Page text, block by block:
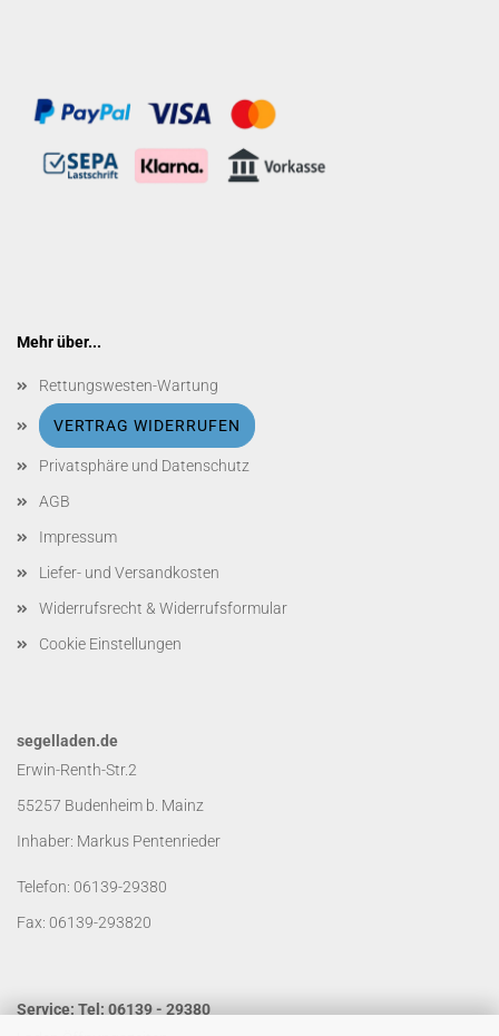
Mehr über...
Rettungswesten-Wartung
VERTRAG WIDERRUFEN
Privatsphäre und Datenschutz
AGB
Impressum
Liefer- und Versandkosten
Widerrufsrecht & Widerrufsformular
Cookie Einstellungen
segelladen.de
Erwin-Renth-Str.2
55257 Budenheim b. Mainz
Inhaber: Markus Pentenrieder
Telefon: 06139-29380
Fax: 06139-293820
Service: Tel: 06139 - 29380